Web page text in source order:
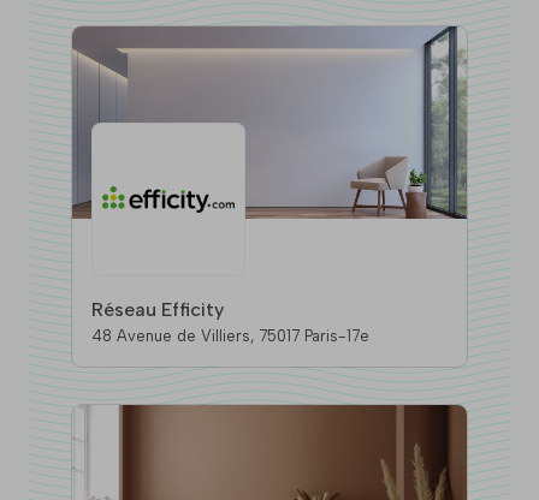
Réseau Efficity
48 Avenue de Villiers, 75017 Paris-17e